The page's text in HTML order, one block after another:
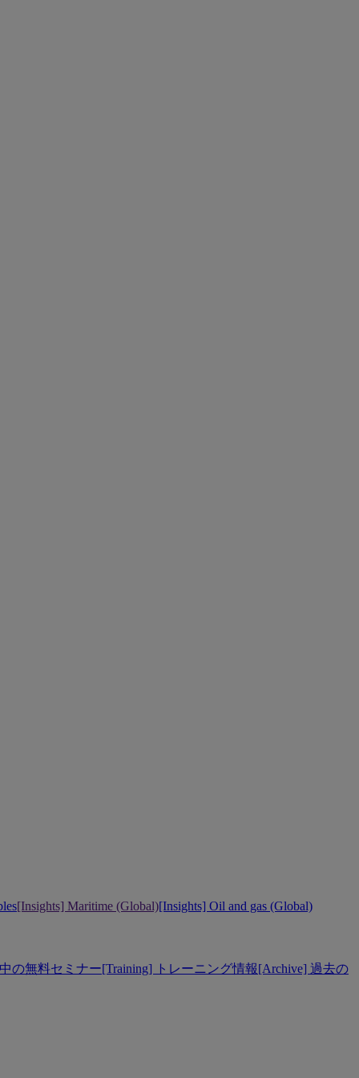
[Insights] Maritime (Global)[Insights] Oil and gas (Global)
の無料セミナー[Training] トレーニング情報[Archive] 過去の